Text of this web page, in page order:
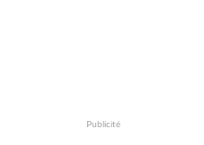
Publicité